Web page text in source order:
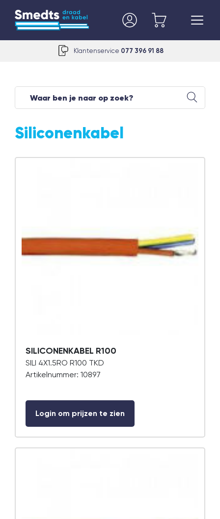
Klantenservice 077 396 91 88
Siliconenkabel
SILICONENKABEL R100
SILI 4X1.5RO R100 TKD
Artikelnummer: 10897
Login om prijzen te zien